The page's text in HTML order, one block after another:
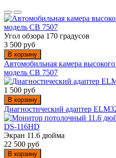
Угол обзора 170 градусов
3 500 руб
В корзину
Автомобильная камера
модель CB 7507
1 500 руб
В корзину
Диагностический адаптер
Экран 11.6 дюйма
22 500 руб
В корзину